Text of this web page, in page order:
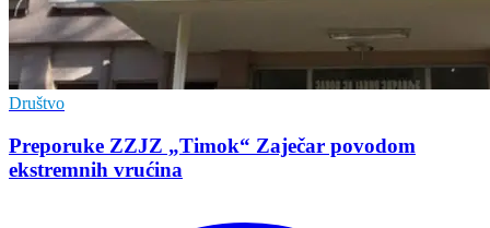
Društvo
Preporuke ZZJZ „Timok“ Zaječar povodom
ekstremnih vrućina